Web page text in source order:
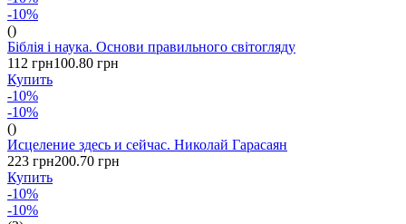
-10%
()
Біблія і наука. Основи правильного світогляду
112 грн100.80 грн
Купить
-10%
-10%
()
Исцеление здесь и сейчас. Николай Гарасаян
223 грн200.70 грн
Купить
-10%
-10%